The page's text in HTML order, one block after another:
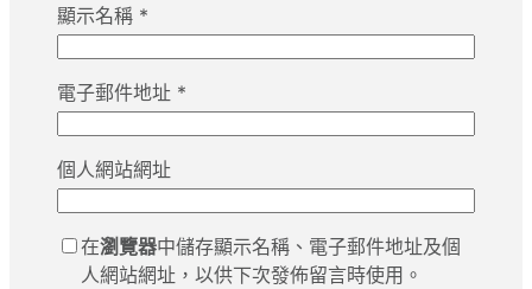
顯示名稱 *
電子郵件地址 *
個人網站網址
在瀏覽器中儲存顯示名稱、電子郵件地址及個
人網站網址，以供下次發佈留言時使用。